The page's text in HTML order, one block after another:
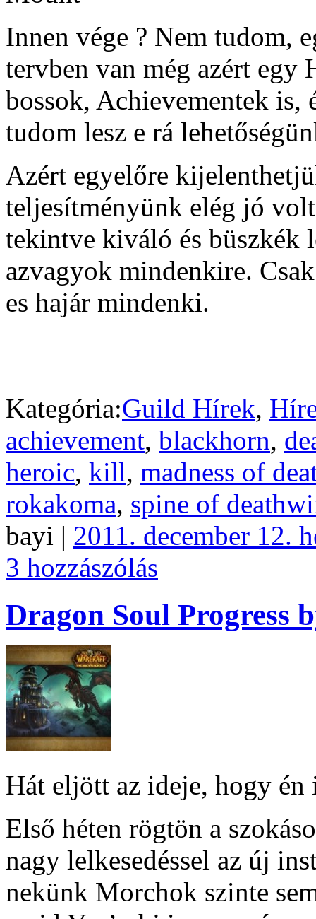
Innen vége ? Nem tudom,
tervben van még azért egy
bossok, Achievementek is,
tudom lesz e rá
Azért egyelőre
teljesítményünk elég jó
tekintve kiváló és büszkék
azvagyok mindenkire.
es hajár mindenki.
Kategória:Guild Hírek,
achievement, blackhorn,
heroic, kill, madness of
rokakoma, spine of
bayi | 2011. december 12.
3 hozzászólás
Dragon Soul Progress
Hát eljött az ideje, hogy
Első héten rögtön a
nagy lelkesedéssel az új
nekünk Morchok szinte